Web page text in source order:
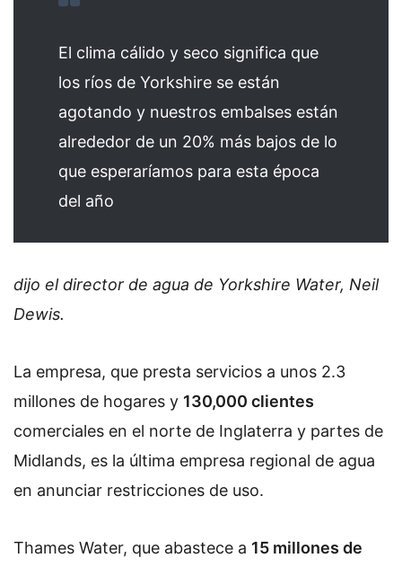
El clima cálido y seco significa que
los ríos de Yorkshire se están
agotando y nuestros embalses están
alrededor de un 20% más bajos de lo
que esperaríamos para esta época
del año
dijo el director de agua de Yorkshire Water, Neil
Dewis.
La empresa, que presta servicios a unos 2.3
millones de hogares y 130,000 clientes
comerciales en el norte de Inglaterra y partes de
Midlands, es la última empresa regional de agua
en anunciar restricciones de uso.
Thames Water, que abastece a 15 millones de